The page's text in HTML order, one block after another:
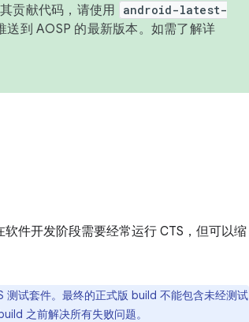
贡献代码，请使用
android-latest-
送到 AOSP 的最新版本。如需了解详
件开发阶段需要经常运行 CTS，但可以缩
试套件。最终的正式版 build 不能包含未经测试
之前解决所有失败问题。